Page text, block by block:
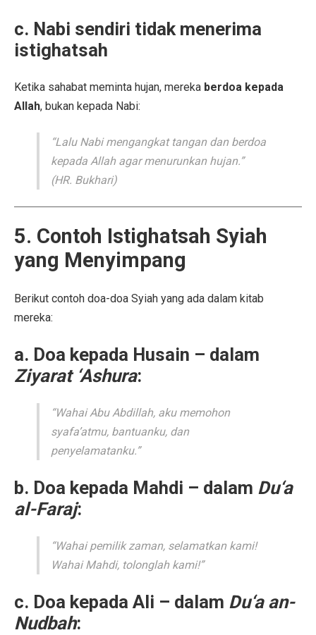
c. Nabi sendiri tidak menerima
istighatsah
Ketika sahabat meminta hujan, mereka berdoa kepada
Allah, bukan kepada Nabi:
“Lalu Nabi mengangkat tangan dan berdoa
kepada Allah agar menurunkan hujan.”
(HR. Bukhari)
5. Contoh Istighatsah Syiah
yang Menyimpang
Berikut contoh doa-doa Syiah yang ada dalam kitab
mereka:
a. Doa kepada Husain – dalam
Ziyarat ‘Ashura:
“Wahai Abu Abdillah, aku memohon
syafa’atmu, bantuanku, dan
penyelamatanku.”
b. Doa kepada Mahdi – dalam Du‘a
al-Faraj:
“Wahai pemilik zaman, selamatkan kami!
Wahai Mahdi, tolonglah kami!”
c. Doa kepada Ali – dalam Du‘a an-
Nudbah: